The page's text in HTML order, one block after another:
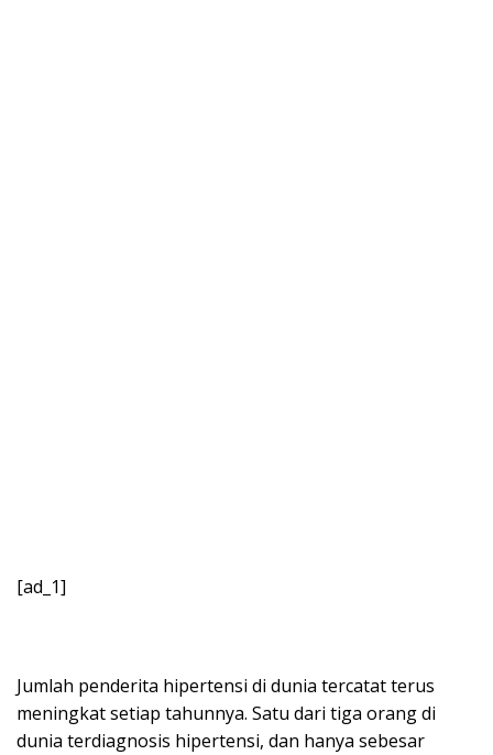
[ad_1]
Jumlah penderita hipertensi di dunia tercatat terus
meningkat setiap tahunnya. Satu dari tiga orang di
dunia terdiagnosis hipertensi, dan hanya sebesar